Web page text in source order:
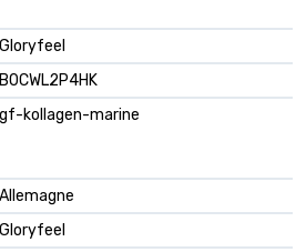
Gloryfeel
B0CWL2P4HK
gf-kollagen-marine
Allemagne
Gloryfeel